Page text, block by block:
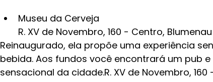
Museu da Cerveja
R. XV de Novembro, 160 - Centro,
Reinaugurado, ela propõe uma experiência
bebida. Aos fundos você encontrará um pub
sensacional da cidade.R. XV de Novembro,